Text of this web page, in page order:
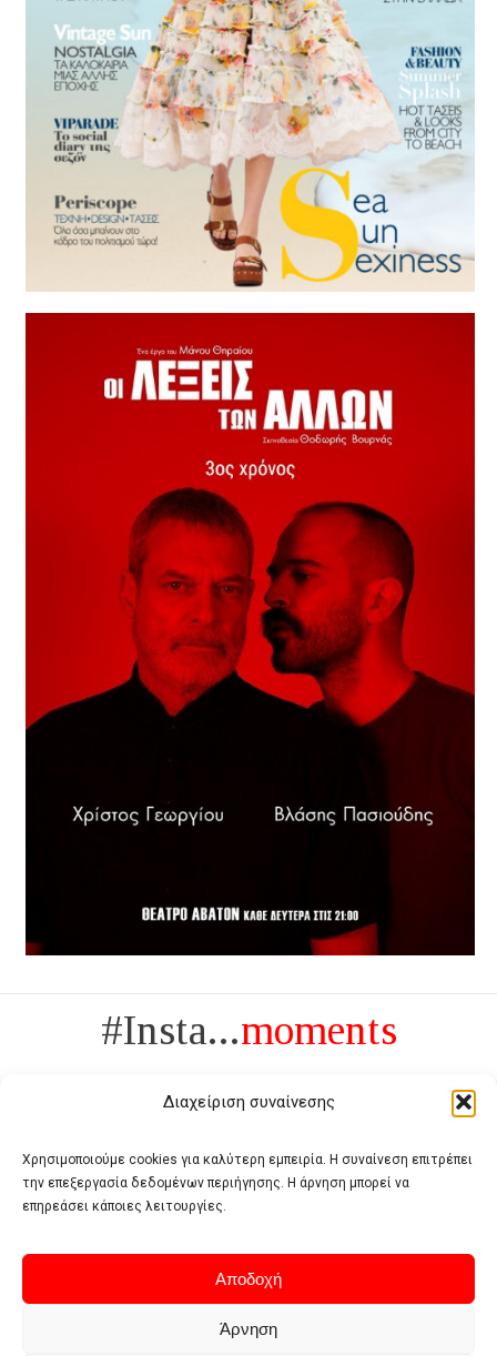
Διαχείριση συναίνεσης
Χρησιμοποιούμε cookies για καλύτερη εμπειρία. Η συναίνεση επιτρέπει
την επεξεργασία δεδομένων περιήγησης. Η άρνηση μπορεί να
επηρεάσει κάποιες λειτουργίες.
Αποδοχή
Άρνηση
#Insta...moments
Πολυτέλεια δεν είναι το αντίθετο της ανέχειας, είναι το αντίθετο της